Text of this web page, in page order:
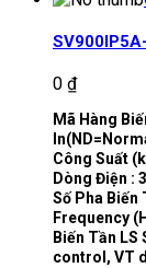
0 ₫
Mã Hàng
Công Suất
Dòng Điện :
Số Pha Biến
Frequency
Biến Tần
control, VT